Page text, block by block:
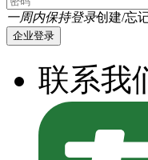
一周内保持登录创建/忘
企业登录
联系我